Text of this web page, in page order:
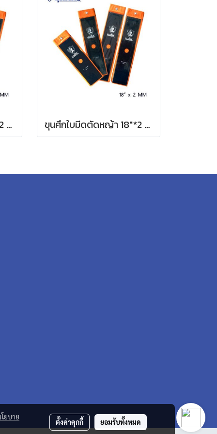
ขุนศึกใบมีดตัดหญ้า 16"*2 MM ตรง ขุนศึกใบมีดตัดหญ้า 18"*2 MM ตรง
ยบาย
ตั้งค่าคุกกี้ ยอมรับทั้งหมด